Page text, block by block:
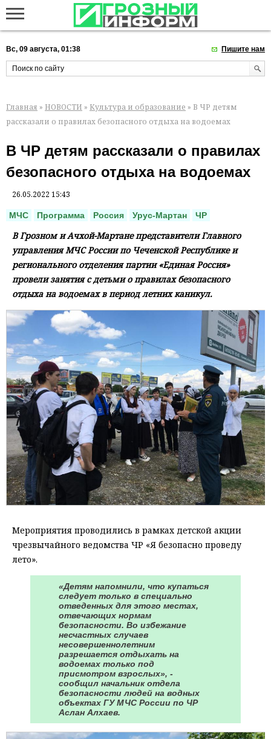
Вс, 09 августа, 01:38 Пишите нам
Главная » НОВОСТИ » Культура и образование » В ЧР детям
рассказали о правилах безопасного отдыха на водоемах
В ЧР детям рассказали о правилах
безопасного отдыха на водоемах
26.05.2022 15:43
МЧС Программа Россия Урус-Мартан ЧР
В Грозном и Ачхой-Мартане представители Главного
управления МЧС России по Чеченской Республике и
регионального отделения партии «Единая Россия»
провели занятия с детьми о правилах безопасного
отдыха на водоемах в период летних каникул.
Мероприятия проводились в рамках детской акции
чрезвычайного ведомства ЧР «Я безопасно проведу
лето».
«Детям напомнили, что купаться
следует только в специально
отведенных для этого местах,
отвечающих нормам
безопасности. Во избежание
несчастных случаев
несовершеннолетним
разрешается отдыхать на
водоемах только под
присмотром взрослых», -
сообщил начальник отдела
безопасности людей на водных
объектах ГУ МЧС России по ЧР
Аслан Алхаев.